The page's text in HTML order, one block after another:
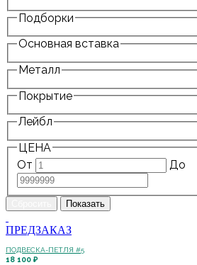
Подборки
Основная вставка
Металл
Покрытие
Лейбл
ЦЕНА
От
До
ПРЕДЗАКАЗ
ПОДВЕСКА-ПЕТЛЯ #5
18 100 ₽